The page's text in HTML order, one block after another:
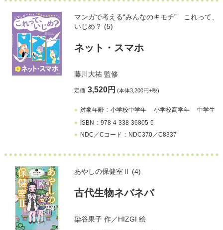
マンガで考える“みんなのキモチ” これって、
いじめ？ (5)
ネット・スマホ
藤川大祐監修
定価 3,520円 (本体3,200円+税)
対象年齢 小学校中学年 小学校高学年
中学生
ISBN
978-4-338-36805-6
NDC／Cコード
NDC370／C8337
あやしの保健室Ⅱ (4)
古代生物ネバネバ
染谷果子作／HIZGI 絵